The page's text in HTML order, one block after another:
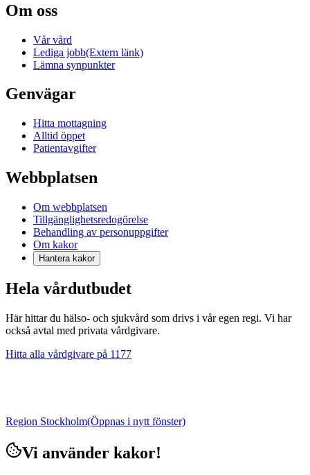
Om oss
Vår vård
Lediga jobb(Extern länk)
Lämna synpunkter
Genvägar
Hitta mottagning
Alltid öppet
Patientavgifter
Webbplatsen
Om webbplatsen
Tillgänglighetsredogörelse
Behandling av personuppgifter
Om kakor
Hantera kakor
Hela vårdutbudet
Här hittar du hälso- och sjukvård som drivs i vår egen regi. Vi har
också avtal med privata vårdgivare.
Hitta alla vårdgivare på 1177
Region Stockholm(Öppnas i nytt fönster)
Vi använder kakor!